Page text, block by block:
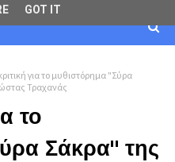
για το μυθιστόρημα "Σύρα
Τραχανάς
το
Σάκρα" της
GOT IT